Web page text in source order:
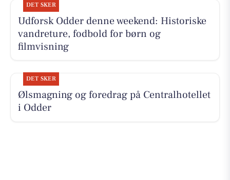
DET SKER
Udforsk Odder denne weekend: Historiske
vandreture, fodbold for børn og
filmvisning
DET SKER
Ølsmagning og foredrag på Centralhotellet
i Odder